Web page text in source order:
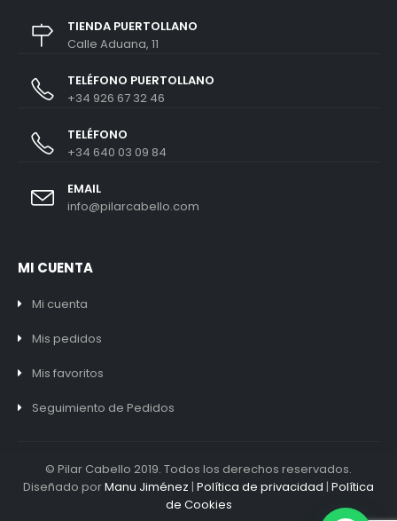
TIENDA PUERTOLLANO
Calle Aduana, 11
TELÉFONO PUERTOLLANO
+34 926 67 32 46
TELÉFONO
+34 640 03 09 84
EMAIL
info@pilarcabello.com
MI CUENTA
Mi cuenta
Mis pedidos
Mis favoritos
Seguimiento de Pedidos
© Pilar Cabello 2019. Todos los derechos reservados.
Diseñado porManu Jiménez | Política de privacidad | Política
de Cookies